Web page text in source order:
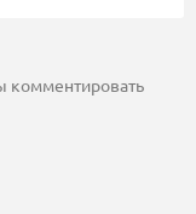
комментировать